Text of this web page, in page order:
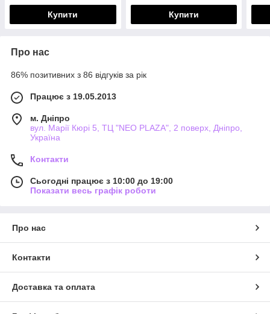
Купити Купити
Про нас
86% позитивних з 86 відгуків за рік
Працює з 19.05.2013
м. Дніпро
вул. Марії Кюрі 5, ТЦ "NEO PLAZA", 2 поверх, Дніпро,
Україна
Контакти
Сьогодні працює з 10:00 до 19:00
Показати весь графік роботи
Про нас
Контакти
Доставка та оплата